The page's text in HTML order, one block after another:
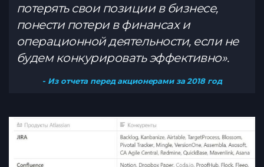
потерять свои позиции в бизнесе,
понести потери в финансах и
операционной деятельности, если не
будем конкурировать эффективно».
Из отчета перед акционерами за 2018 год